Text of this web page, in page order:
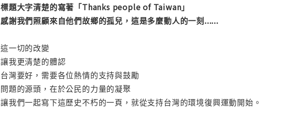
標題大字清楚的寫著「Thanks people of Taiwan」
感謝我們照顧來自他們故鄉的孤兒，這是多麼動人的一刻......
這一切的改變
讓我更清楚的體認
台灣要好，需要各位熱情的支持與鼓勵
問題的源頭，在於公民的力量的凝聚
讓我們一起寫下這歷史不朽的一頁，就從支持台灣的環境復興運動開始。